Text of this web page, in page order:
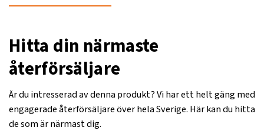
Hitta din närmaste
återförsäljare
Är du intresserad av denna produkt? Vi har ett helt gäng med
engagerade återförsäljare över hela Sverige. Här kan du hitta
de som är närmast dig.